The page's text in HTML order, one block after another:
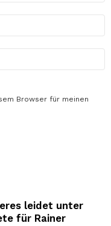
Browser für meinen
leidet unter
für Rainer